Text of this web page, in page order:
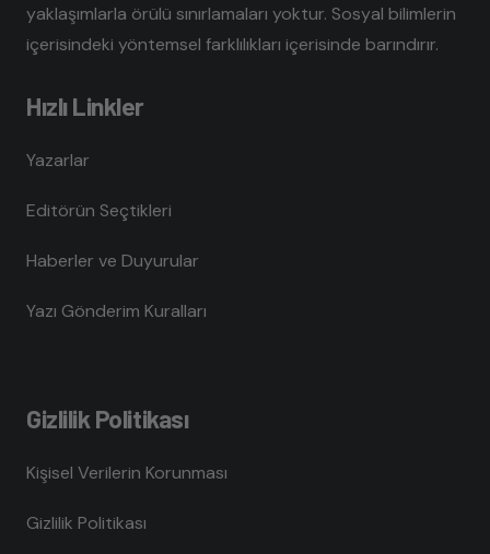
yaklaşımlarla örülü sınırlamaları yoktur. Sosyal bilimlerin
içerisindeki yöntemsel farklılıkları içerisinde barındırır.
Hızlı Linkler
Yazarlar
Editörün Seçtikleri
Haberler ve Duyurular
Yazı Gönderim Kuralları
Gizlilik Politikası
Kişisel Verilerin Korunması
Gizlilik Politikası